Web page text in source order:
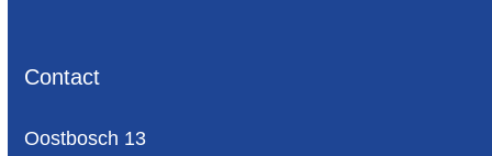
Contact
Oost­bosch 13